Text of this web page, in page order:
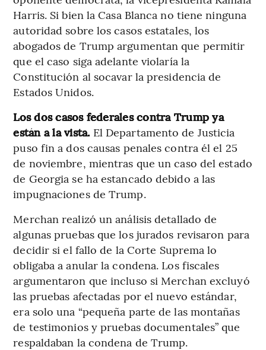
Harris. Si bien la Casa Blanca no tiene ninguna
autoridad sobre los casos estatales, los
abogados de Trump argumentan que permitir
que el caso siga adelante violaría la
Constitución al socavar la presidencia de
Estados Unidos.
Los dos casos federales contra Trump ya
están a la vista. El Departamento de Justicia
puso fin a dos causas penales contra él el 25
de noviembre, mientras que un caso del estado
de Georgia se ha estancado debido a las
impugnaciones de Trump.
Merchan realizó un análisis detallado de
algunas pruebas que los jurados revisaron para
decidir si el fallo de la Corte Suprema lo
obligaba a anular la condena. Los fiscales
argumentaron que incluso si Merchan excluyó
las pruebas afectadas por el nuevo estándar,
era solo una “pequeña parte de las montañas
de testimonios y pruebas documentales” que
respaldaban la condena de Trump.